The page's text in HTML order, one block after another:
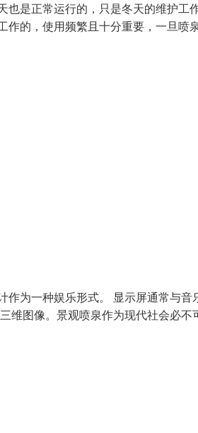
也是正常运行的，只是冬天的维护工
作的，使用频繁且十分重要，一旦喷
作为一种娱乐形式。 显示屏通常与音
维图像。景观喷泉作为现代社会必不